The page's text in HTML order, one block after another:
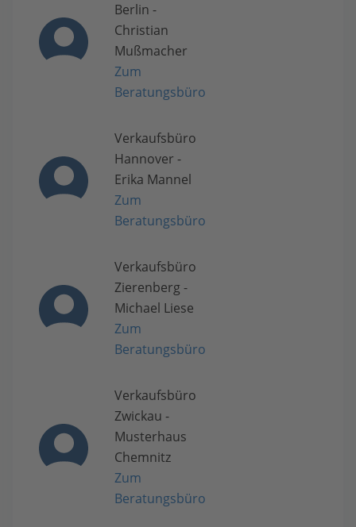
Berlin -
Christian
Mußmacher
Zum
Beratungsbüro
Verkaufsbüro
Hannover -
Erika Mannel
Zum
Beratungsbüro
Verkaufsbüro
Zierenberg -
Michael Liese
Zum
Beratungsbüro
Verkaufsbüro
Zwickau -
Musterhaus
Chemnitz
Zum
Beratungsbüro